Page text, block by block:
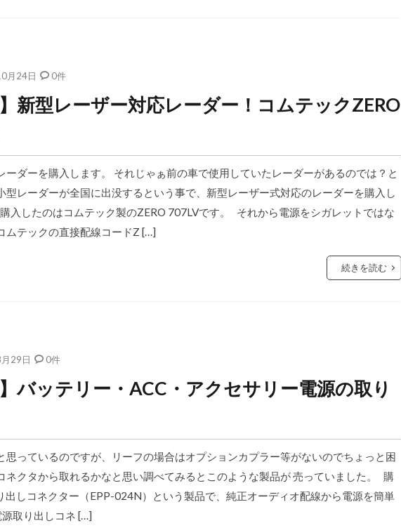
月24日 0件
】新型レーザー対応レーダー！コムテックZERO
ーダーを購入します。 それじゃぁ前の車で使用していたレーダーがあるのでは？と
型レーダーが全国に出没するという事で、新型レーザー式対応のレーダーを購入し
入したのはコムテック製のZERO 707LVです。 それから電源をシガレットではな
ムテックの直接配線コードZ […]
続きを読む
29日 0件
】バッテリー・ACC・アクセサリー電源の取り
思っているのですが、リーフの場合はオプションカプラー等がないのでちょっと困
ネクタから取れるかなと思い調べてみるとこのような製品が 売っていました。 購
出しコネクター（EPP-024N）という製品で、純正オーディオ配線から電源を簡単
取り出しコネ […]